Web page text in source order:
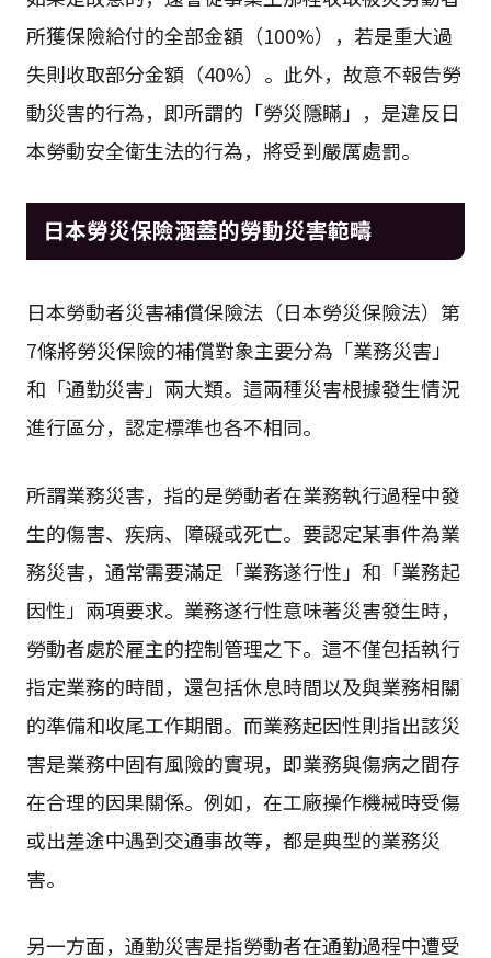
所獲保險給付的全部金額（100%），若是重大過
失則收取部分金額（40%）。此外，故意不報告勞
動災害的行為，即所謂的「勞災隱瞞」，是違反日
本勞動安全衛生法的行為，將受到嚴厲處罰。
日本勞災保險涵蓋的勞動災害範疇
日本勞動者災害補償保險法（日本勞災保險法）第
7條將勞災保險的補償對象主要分為「業務災害」
和「通勤災害」兩大類。這兩種災害根據發生情況
進行區分，認定標準也各不相同。
所謂業務災害，指的是勞動者在業務執行過程中發
生的傷害、疾病、障礙或死亡。要認定某事件為業
務災害，通常需要滿足「業務遂行性」和「業務起
因性」兩項要求。業務遂行性意味著災害發生時，
勞動者處於雇主的控制管理之下。這不僅包括執行
指定業務的時間，還包括休息時間以及與業務相關
的準備和收尾工作期間。而業務起因性則指出該災
害是業務中固有風險的實現，即業務與傷病之間存
在合理的因果關係。例如，在工廠操作機械時受傷
或出差途中遇到交通事故等，都是典型的業務災
害。
另一方面，通勤災害是指勞動者在通勤過程中遭受